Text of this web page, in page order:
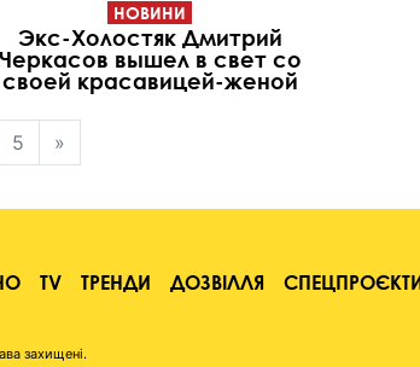
НОВИНИ
Экс-Холостяк Дмитрий
Черкасов вышел в свет со
своей красавицей-женой
5 »
TV ТРЕНДИ ДОЗВІЛЛЯ
захищені.